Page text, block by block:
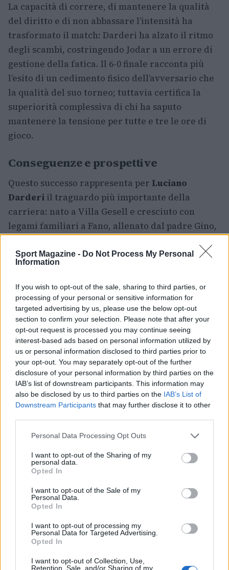
Sport Magazine - Do Not Process My Personal
Information
If you wish to opt-out of the sale, sharing to third parties, or
processing of your personal or sensitive information for
targeted advertising by us, please use the below opt-out
section to confirm your selection. Please note that after your
opt-out request is processed you may continue seeing
interest-based ads based on personal information utilized by
us or personal information disclosed to third parties prior to
your opt-out. You may separately opt-out of the further
disclosure of your personal information by third parties on the
IAB’s list of downstream participants. This information may
also be disclosed by us to third parties on the IAB’s List of
Downstream Participants that may further disclose it to other
Please note that this website/app uses one or more Google
not limited to your visit or usage behaviour. You may click to
grant or deny consent to Google and its third-party tags to
use your data for below specified purposes in below Google
consent section.
Personal Data Processing Opt Outs
I want to opt-out of the Sharing of my
personal data.
Opted In
I want to opt-out of the Sale of my
Personal Data.
Opted In
I want to opt-out of processing my
Personal Data for Targeted Advertising.
Opted In
I want to opt-out of Collection, Use,
Retention, Sale, and/or Sharing of my
La capacità di correre, di mantenere la qualità
del diritto e di non abbassare l’intensità ha
trasformato il match: Darderi ha alzato il ritmo
degli scambi, costringendo Jodar a un errore di
gestione della fatica. Il 6-0 finale racconta più
l’esito di un cedimento fisico dell’avversario che
la qualità del suo torneo; tuttavia certifica la
superiorità complessiva di chi ha saputo
mantenere la tensione per tutte e tre le ore di
gioco.
Conseguenze e prospettive
Questo successo rappresenta per Luciano
Darderi il traguardo più importante della
carriera: nato a Villa Gesell e cresciuto con
legami familiari a Fano, allenato dal padre Gino,
semifinale di grande spessore. Adesso lo attende
Casper Ruud
volte semifinalista a Roma, che nel pomeriggio
ha avuto la meglio su Khachanov. Sarà una nuova
sfida ardua, ma la convinzione chein questo Foro
ItalicoDarderi possa proseguire il sogno è forte.
La partita di Roma ha raccontato più storie
insieme: la crescita di una promessa come Jodar
(classe 2006), la resilienza di Darderi e il ruolo
decisivo della condizione fisica in match
maratona. Per l’azzurro, una notte da ricordare e
l’occasione di giocarsi ancora qualcosa di grande.
AUTORE
Martina Marchesi
Martina Marchesi ha guidato la squadra che
ha coperto il piano urbanistico di Firenze,
sostenendo una linea editoriale basata
sull'analisi documentale. Vicedirettrice, porta
un dettaglio personale riconoscibile: una
mappa manoscritta dei rioni fiorentini nella sua